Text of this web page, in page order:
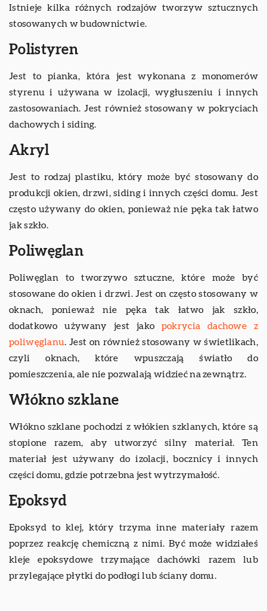
Istnieje kilka różnych rodzajów tworzyw sztucznych
stosowanych w budownictwie.
Polistyren
Jest to pianka, która jest wykonana z monomerów
styrenu i używana w izolacji, wygłuszeniu i innych
zastosowaniach. Jest również stosowany w pokryciach
dachowych i siding.
Akryl
Jest to rodzaj plastiku, który może być stosowany do
produkcji okien, drzwi, siding i innych części domu. Jest
często używany do okien, ponieważ nie pęka tak łatwo
jak szkło.
Poliwęglan
Poliwęglan to tworzywo sztuczne, które może być
stosowane do okien i drzwi. Jest on często stosowany w
oknach, ponieważ nie pęka tak łatwo jak szkło,
dodatkowo używany jest jako pokrycia dachowe z
poliwęglanu. Jest on również stosowany w świetlikach,
czyli oknach, które wpuszczają światło do
pomieszczenia, ale nie pozwalają widzieć na zewnątrz.
Włókno szklane
Włókno szklane pochodzi z włókien szklanych, które są
stopione razem, aby utworzyć silny materiał. Ten
materiał jest używany do izolacji, bocznicy i innych
części domu, gdzie potrzebna jest wytrzymałość.
Epoksyd
Epoksyd to klej, który trzyma inne materiały razem
poprzez reakcję chemiczną z nimi. Być może widziałeś
kleje epoksydowe trzymające dachówki razem lub
przylegające płytki do podłogi lub ściany domu.